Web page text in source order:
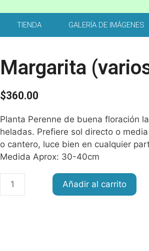
TIENDA GALERÍA DE IMÁGENES
Margarita
$360.00
Planta Perenne de buena floración
heladas. Prefiere sol directo o
o cantero, luce bien en cualquier
Medida Aprox: 30-40cm
Añadir al carrito